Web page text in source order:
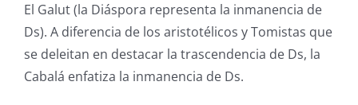
El Galut (la Diáspora representa la inmanencia de
Ds). A diferencia de los aristotélicos y Tomistas que
se deleitan en destacar la trascendencia de Ds, la
Cabalá enfatiza la inmanencia de Ds.